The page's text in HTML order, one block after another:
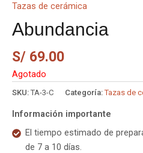
Tazas de cerámica
Abundancia
S/ 69.00
Agotado
SKU:TA-3-C Categoría:Tazas de
Información importante
El tiempo estimado de
de 7 a 10 días.